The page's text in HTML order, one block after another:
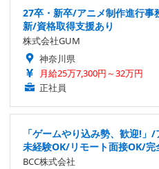
27卒・新卒/アニメ制作進行
新/資格取得支援あり
株式会社GUM
神奈川県
月給25万7,300円～32万円
正社員
「ゲームやり込み勢、歓迎!
未経験OK/リモート面接OK/完
BCC株式会社